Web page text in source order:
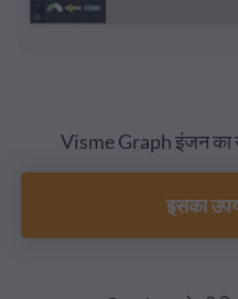
Visme Graph इंजन का
इसका